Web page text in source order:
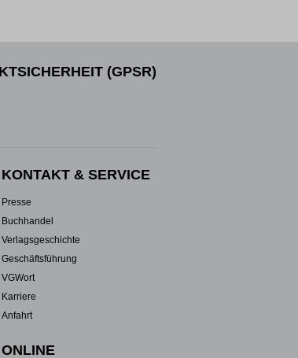
(GPSR)
KONTAKT & SERVICE
Presse
Buchhandel
Verlagsgeschichte
Geschäftsführung
VGWort
Karriere
Anfahrt
ONLINE